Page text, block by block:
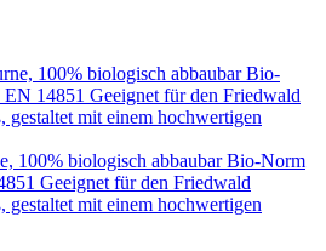
100% biologisch abbaubar Bio-Norm
Geeignet für den Friedwald
gestaltet mit einem hochwertigen